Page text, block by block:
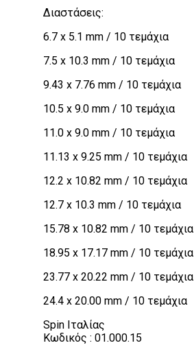
Διαστάσεις:
6.7 x 5.1 mm / 10 τεμάχια
7.5 x 10.3 mm / 10 τεμάχια
9.43 x 7.76 mm / 10 τεμάχια
10.5 x 9.0 mm / 10 τεμάχια
11.0 x 9.0 mm / 10 τεμάχια
11.13 x 9.25 mm / 10 τεμάχια
12.2 x 10.82 mm / 10 τεμάχια
12.7 x 10.3 mm / 10 τεμάχια
15.78 x 10.82 mm / 10 τεμάχια
18.95 x 17.17 mm / 10 τεμάχια
23.77 x 20.22 mm / 10 τεμάχια
24.4 x 20.00 mm / 10 τεμάχια
Spin Ιταλίας
Κωδικός : 01.000.15